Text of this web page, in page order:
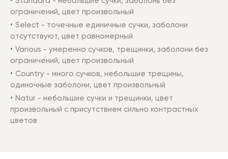
ограничений, цвет произвольный
Select - точечные единичные сучки, заболони
отсутствуют, цвет равномерный
Various - умеренно сучков, трещинки, заболони без
ограничений, цвет произвольный
Country - много сучков, небольшие трещины,
одиночные заболони, цвет произвольный
Natur - небольшие сучки и трещинки, цвет
произвольный с присутствием сильно контрастных
цветов